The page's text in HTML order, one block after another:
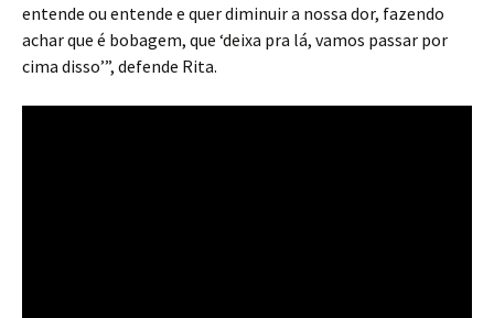
entende ou entende e quer diminuir a nossa dor, fazendo
achar que é bobagem, que ‘deixa pra lá, vamos passar por
cima disso’”, defende Rita.